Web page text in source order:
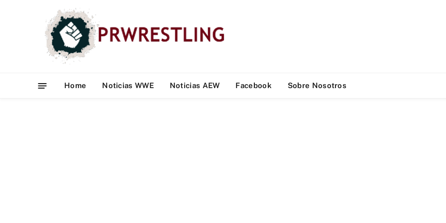
Home Noticias WWE Noticias AEW Facebook Sobre Nosotros